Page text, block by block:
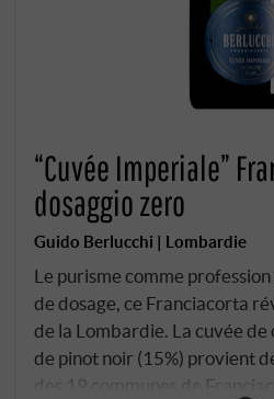
“Cuvée Imperiale”
dosaggio zero
Guido Berlucchi | Lombardie
Le purisme comme
de dosage, ce Franciacorta
de la Lombardie. La cuvée
de pinot noir (15%) provient
des 19 communes de